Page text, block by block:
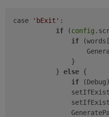
case 'bExit' :
if (config
if (words[
               }
           }
else {
if